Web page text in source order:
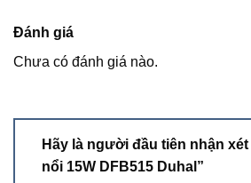
Đánh giá
Chưa có đánh giá nào.
Hãy là người đầu tiên nhận
nổi 15W DFB515 Duhal”